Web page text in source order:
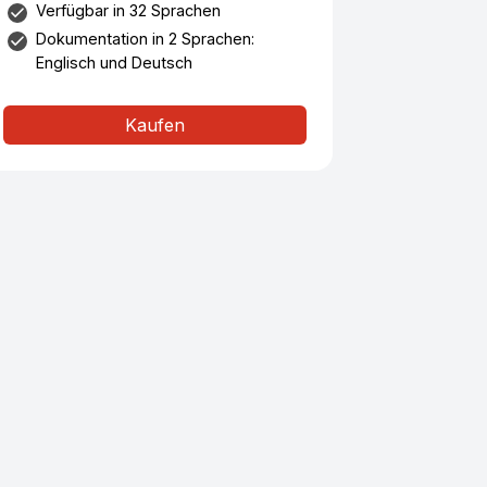
Verfügbar in 32 Sprachen
Dokumentation in 2 Sprachen:
Englisch und Deutsch
Kaufen